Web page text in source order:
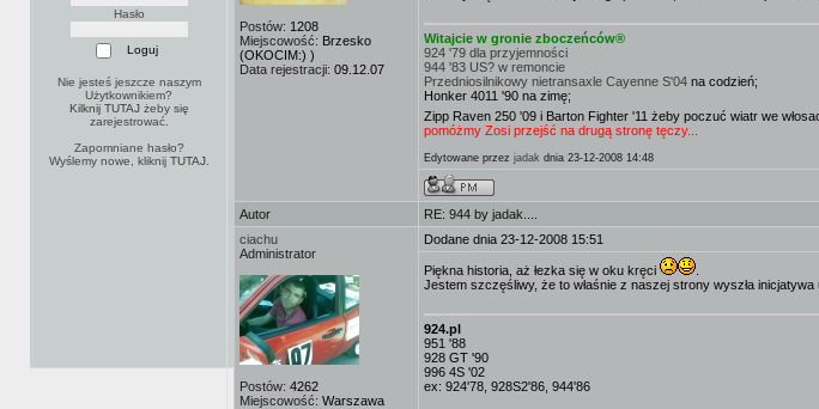
Hasło
Nie jesteś jeszcze naszym
Użytkownikiem?
Kilknij TUTAJżeby się
zarejestrować.
Zapomniane hasło?
Wyślemy nowe, kliknij TUTAJ.
Postów: 1208
Miejscowość: Brzesko
(OKOCIM:) )
Data rejestracji: 09.12.07
Witajcie w gronie zboczeńców®
924 '79 dla przyjemności
944 '83 US? w remoncie
Przedniosilnikowy nietransaxle Cayenne S'04 na codzień;
Honker 4011 '90 na zimę;
Zipp Raven 250 '09 i Barton Fighter '11 żeby poczuć wiatr we
pomóżmy Zosi przejść na drugą stronę tęczy...
Edytowane przez jadak dnia 23-12-2008 14:48
Autor
RE: 944 by jadak....
ciachu
Administrator
Postów: 4262
Miejscowość: Warszawa
Dodane dnia 23-12-2008 15:51
Piękna historia, aż łezka się w oku kręci
Jestem szczęśliwy, że to właśnie z naszej strony wyszła inicjatywa
924.pl
951 '88
928 GT '90
996 4S '02
ex: 924'78, 928S2'86, 944'86